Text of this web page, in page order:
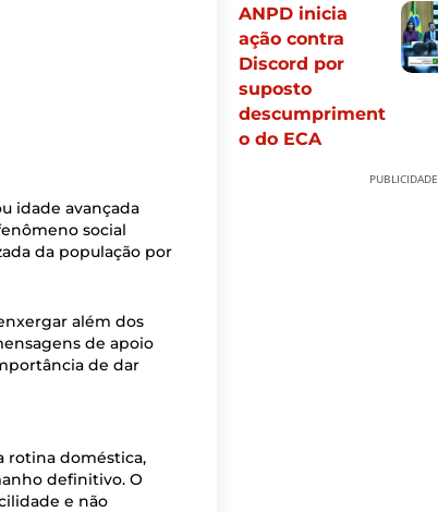
idade avançada
social
da população por
além dos
de apoio
de dar
rotina doméstica,
definitivo. O
e não
ANPD inicia
ação contra
Discord por
suposto
descumpriment
o do ECA
PUBLICIDADE